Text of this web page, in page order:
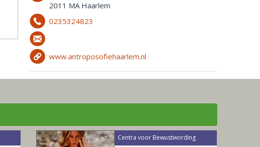
2011 MA Haarlem
0235324823
www.antroposofiehaarlem.nl
Centra voor Bewustwording